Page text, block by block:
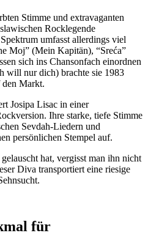
Stimme und extravaganten
Rocklegende
umfasst allerdings viel
Moj” (Mein Kapitän), “Sreća”
sich ins Chansonfach einordnen
will nur dich) brachte sie 1983
den Markt.
Josipa Lisac in einer
Ihre starke, tiefe Stimme
Sevdah-Liedern und
persönlichen Stempel auf.
hat, vergisst man ihn nicht
Diva transportiert eine riesige
für